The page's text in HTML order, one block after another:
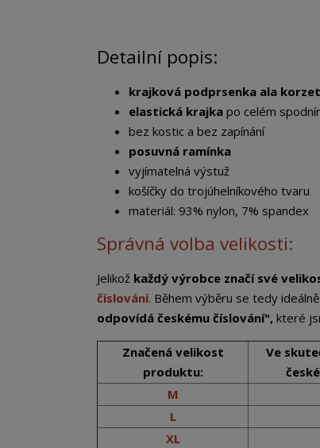
Detailní popis:
krajková podprsenka ala korzet
elastická krajka po celém
bez kostic a bez zapínání
posuvná ramínka
vyjímatelná výstuž
košíčky do trojúhelníkového tvaru
materiál: 93% nylon, 7% spandex
Správná volba velikosti:
Jelikož každý výrobce značí své
číslování. Během výběru se tedy
odpovídá českému číslování", které
Značená velikost
produktu:
Ve
M
L
XL